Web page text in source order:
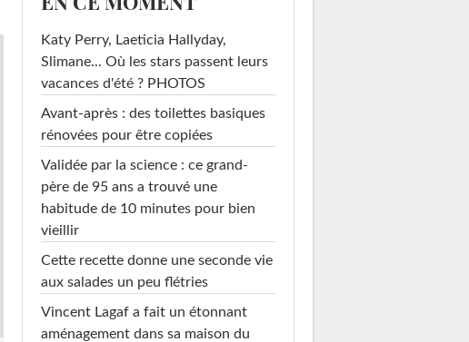
Katy Perry, Laeticia Hallyday,
Slimane... Où les stars passent leurs
vacances d'été ? PHOTOS
Avant-après : des toilettes basiques
rénovées pour être copiées
Validée par la science : ce grand-
père de 95 ans a trouvé une
habitude de 10 minutes pour bien
vieillir
Cette recette donne une seconde vie
aux salades un peu flétries
Vincent Lagaf a fait un étonnant
aménagement dans sa maison du